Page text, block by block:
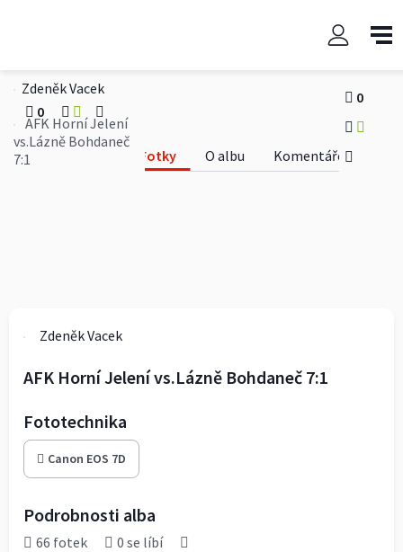
Zdeněk Vacek
0
AFK Horní Jelení
vs.Lázně Bohdaneč
7:1
Fotky O albu Komentáře
0
Zdeněk Vacek
AFK Horní Jelení vs.Lázně Bohdaneč 7:1
Fototechnika
Canon EOS 7D
Podrobnosti alba
66 fotek 0 se líbí